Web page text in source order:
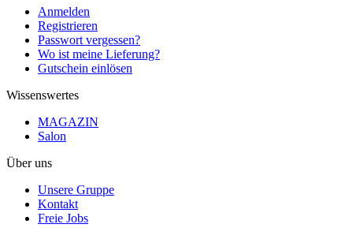
Anmelden
Registrieren
Passwort vergessen?
Wo ist meine Lieferung?
Gutschein einlösen
Wissenswertes
MAGAZIN
Salon
Über uns
Unsere Gruppe
Kontakt
Freie Jobs